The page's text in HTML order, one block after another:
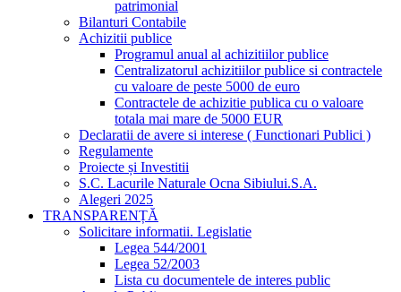
patrimonial
Bilanturi Contabile
Achizitii publice
Programul anual al achizitiilor publice
Centralizatorul achizitiilor publice si contractele
cu valoare de peste 5000 de euro
Contractele de achizitie publica cu o valoare
totala mai mare de 5000 EUR
Declaratii de avere si interese ( Functionari Publici )
Regulamente
Proiecte și Investitii
S.C. Lacurile Naturale Ocna Sibiului.S.A.
Alegeri 2025
TRANSPARENȚĂ
Solicitare informatii. Legislatie
Legea 544/2001
Legea 52/2003
Lista cu documentele de interes public